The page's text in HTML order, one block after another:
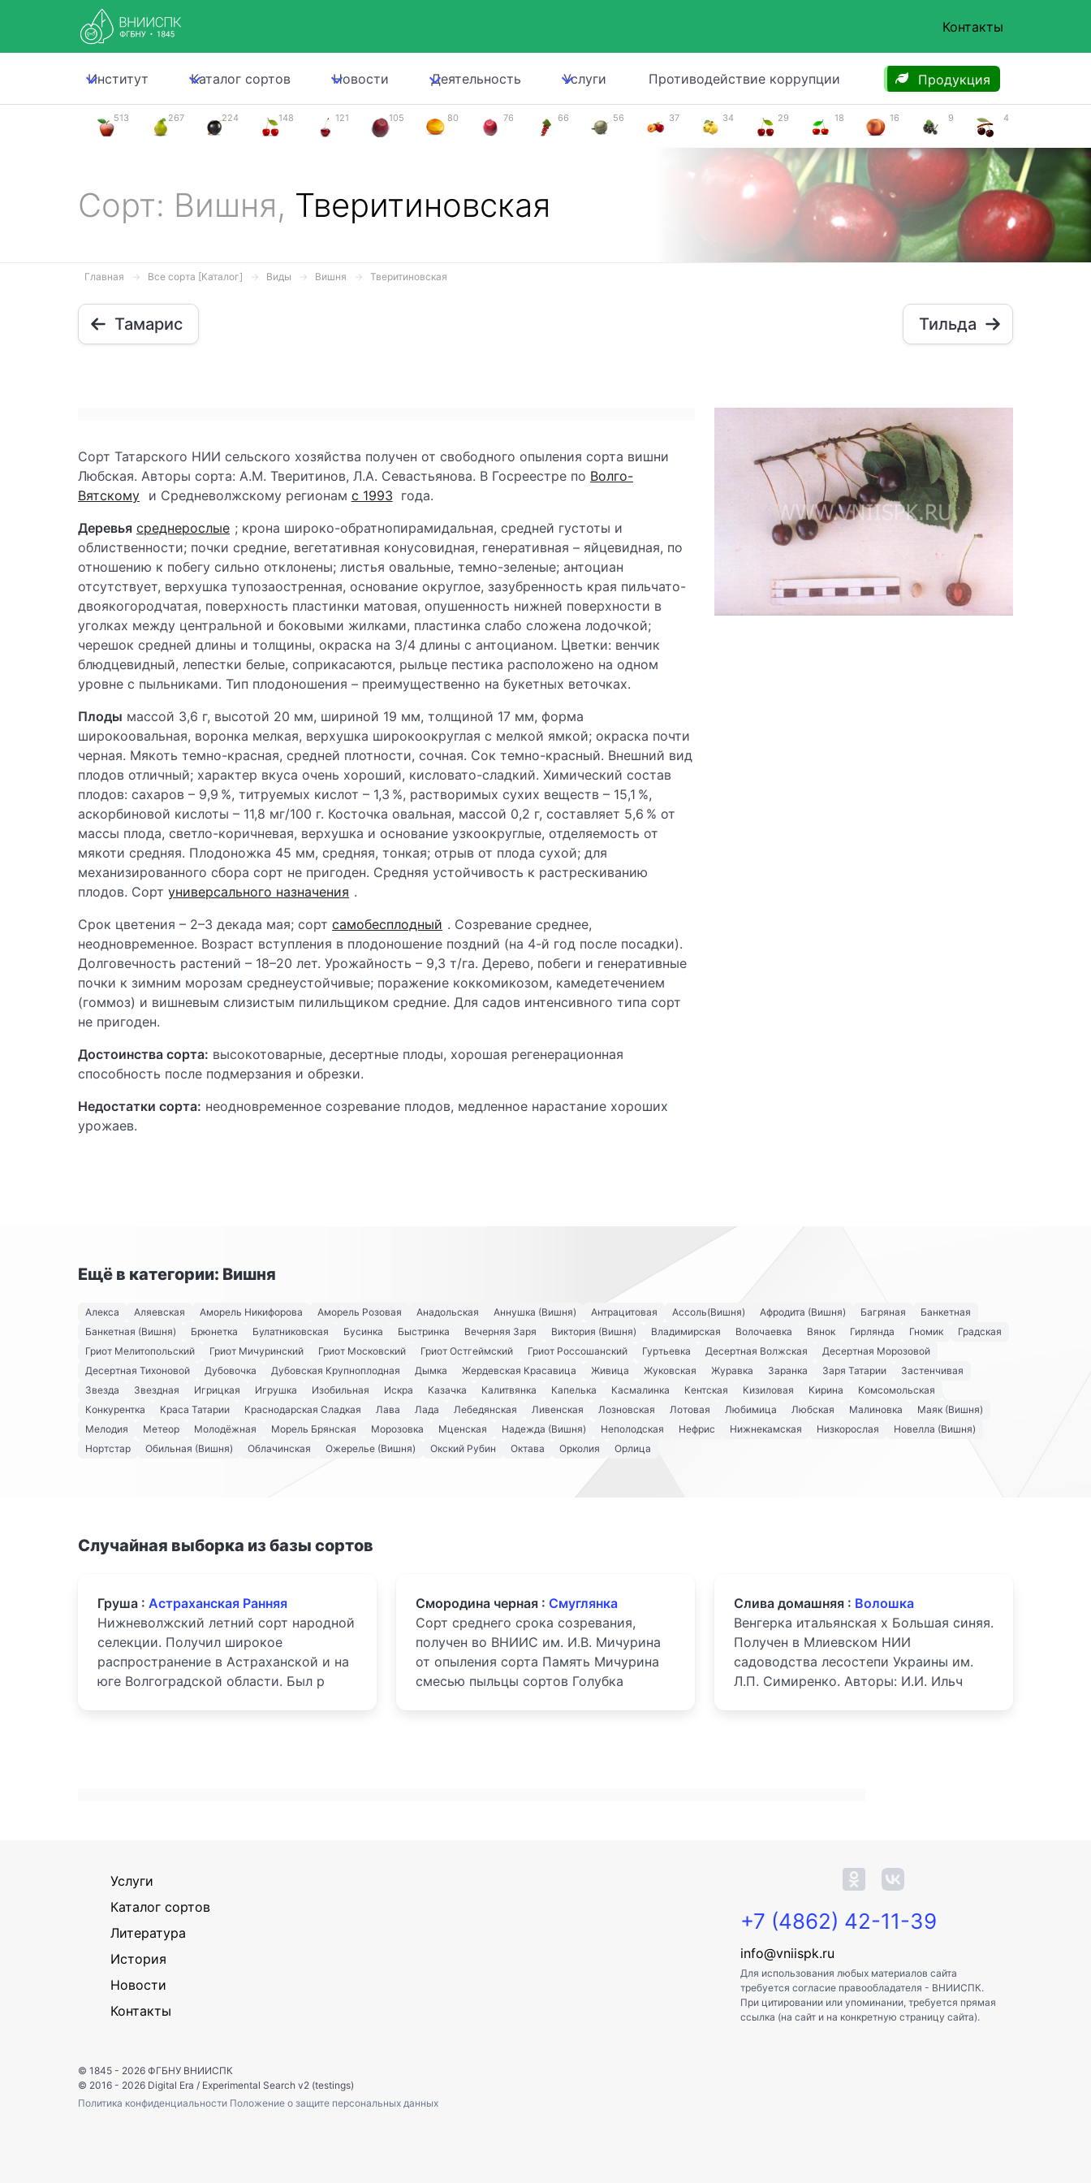
Контакты
Институт Каталог сортов Новости Деятельность Услуги Противодействие коррупции Продукция
513 267 224 148 121 105 80 76 66 56 37 34 29 18 16 9 4
Сорт: Вишня, Тверитиновская
Главная Все сорта [Каталог] Виды Вишня Тверитиновская
Тамарис Тильда
Сорт Татарского НИИ сельского хозяйства получен от свободного опыления сорта вишни
Любская. Авторы сорта: А.М. Тверитинов, Л.А. Севастьянова. В Госреестре по Волго-
Вятскому и Средневолжскому регионам с 1993 года.
Деревья среднерослые ; крона широко-обратнопирамидальная, средней густоты и
облиственности; почки средние, вегетативная конусовидная, генеративная – яйцевидная, по
отношению к побегу сильно отклонены; листья овальные, темно-зеленые; антоциан
отсутствует, верхушка тупозаостренная, основание округлое, зазубренность края пильчато-
двоякогородчатая, поверхность пластинки матовая, опушенность нижней поверхности в
уголках между центральной и боковыми жилками, пластинка слабо сложена лодочкой;
черешок средней длины и толщины, окраска на 3/4 длины с антоцианом. Цветки: венчик
блюдцевидный, лепестки белые, соприкасаются, рыльце пестика расположено на одном
уровне с пыльниками. Тип плодоношения – преимущественно на букетных веточках.
Плоды массой 3,6 г, высотой 20 мм, шириной 19 мм, толщиной 17 мм, форма
широкоовальная, воронка мелкая, верхушка широкоокруглая с мелкой ямкой; окраска почти
черная. Мякоть темно-красная, средней плотности, сочная. Сок темно-красный. Внешний вид
плодов отличный; характер вкуса очень хороший, кисловато-сладкий. Химический состав
плодов: сахаров – 9,9 %, титруемых кислот – 1,3 %, растворимых сухих веществ – 15,1 %,
аскорбиновой кислоты – 11,8 мг/100 г. Косточка овальная, массой 0,2 г, составляет 5,6 % от
массы плода, светло-коричневая, верхушка и основание узкоокруглые, отделяемость от
мякоти средняя. Плодоножка 45 мм, средняя, тонкая; отрыв от плода сухой; для
механизированного сбора сорт не пригоден. Средняя устойчивость к растрескиванию
плодов. Сорт универсального назначения .
Срок цветения – 2–3 декада мая; сорт самобесплодный . Созревание среднее,
неодновременное. Возраст вступления в плодоношение поздний (на 4-й год после посадки).
Долговечность растений – 18–20 лет. Урожайность – 9,3 т/га. Дерево, побеги и генеративные
почки к зимним морозам среднеустойчивые; поражение коккомикозом, камедетечением
(гоммоз) и вишневым слизистым пилильщиком средние. Для садов интенсивного типа сорт
не пригоден.
Достоинства сорта: высокотоварные, десертные плоды, хорошая регенерационная
способность после подмерзания и обрезки.
Недостатки сорта: неодновременное созревание плодов, медленное нарастание хороших
урожаев.
Ещё в категории: Вишня
Алекса Аляевская Аморель Никифорова Аморель Розовая Анадольская Аннушка (Вишня) Антрацитовая Ассоль(Вишня) Афродита (Вишня) Багряная
Банкетная
Банкетная (Вишня)
Брюнетка Булатниковская Бусинка Быстринка Вечерняя Заря Виктория (Вишня) Владимирская Волочаевка Вянок Гирлянда Гномик
Градская
Гриот Мелитопольский
Гриот Мичуринский Гриот Московский Гриот Остгеймский Гриот Россошанский Гуртьевка Десертная Волжская
Десертная Морозовой
Десертная Тихоновой
Дубовочка Дубовская Крупноплодная Дымка Жердевская Красавица Живица Жуковская Журавка Заранка Заря Татарии
Застенчивая
Звезда
Звездная Игрицкая Игрушка Изобильная Искра Казачка Калитвянка Капелька Касмалинка Кентская Кизиловая Кирина
Комсомольская
Конкурентка
Краса Татарии Краснодарская Сладкая Лава Лада Лебедянская Ливенская Лозновская Лотовая Любимица Любская Малиновка
Маяк (Вишня)
Мелодия
Метеор Молодёжная Морель Брянская Морозовка Мценская Надежда (Вишня) Неполодская Нефрис Нижнекамская Низкорослая
Новелла (Вишня)
Нортстар
Обильная (Вишня) Облачинская Ожерелье (Вишня) Окский Рубин Октава Орколия Орлица
Случайная выборка из базы сортов
Груша : Астраханская Ранняя
Нижневолжский летний сорт народной
селекции. Получил широкое
распространение в Астраханской и на
юге Волгоградской области. Был р
Смородина черная : Смуглянка
Сорт среднего срока созревания,
получен во ВНИИС им. И.В. Мичурина
от опыления сорта Память Мичурина
смесью пыльцы сортов Голубка
Слива домашняя : Волошка
Венгерка итальянская х Большая синяя.
Получен в Млиевском НИИ
садоводства лесостепи Украины им.
Л.П. Симиренко. Авторы: И.И. Ильч
Услуги
Каталог сортов
Литература
История
Новости
Контакты
+7 (4862) 42-11-39
info@vniispk.ru
Для использования любых материалов сайта
требуется согласие правообладателя - ВНИИСПК.
При цитировании или упоминании, требуется прямая
ссылка (на сайт и на конкретную страницу сайта).
© 1845 - 2026 ФГБНУ ВНИИСПК
© 2016 - 2026 Digital Era / Experimental Search v2 (testings)
Политика конфиденциальности Положение о защите персональных данных